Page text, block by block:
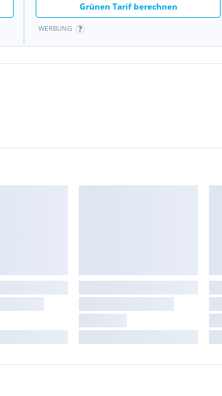
Grünen Tarif berechnen
WERBUNG